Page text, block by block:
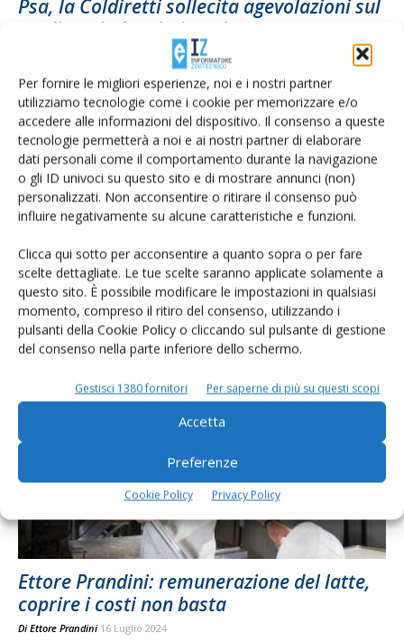
Per fornire le migliori esperienze, noi e i nostri partner
utilizziamo tecnologie come i cookie per memorizzare e/o
accedere alle informazioni del dispositivo. Il consenso a queste
tecnologie permetterà a noi e ai nostri partner di elaborare
dati personali come il comportamento durante la navigazione
o gli ID univoci su questo sito e di mostrare annunci (non)
personalizzati. Non acconsentire o ritirare il consenso può
influire negativamente su alcune caratteristiche e funzioni.
Clicca qui sotto per acconsentire a quanto sopra o per fare
scelte dettagliate. Le tue scelte saranno applicate solamente a
questo sito. È possibile modificare le impostazioni in qualsiasi
momento, compreso il ritiro del consenso, utilizzando i
pulsanti della Cookie Policy o cliccando sul pulsante di gestione
del consenso nella parte inferiore dello schermo.
Gestisci 1380 fornitori Per saperne di più su questi scopi
Accetta
Preferenze
Cookie Policy Privacy Policy
Psa, la Coldiretti sollecita agevolazioni sul
credito e indennizzi per i...
Psa, l’ordinanza spiegata dal Commissario
Filippini al webinar della Coldiretti
Di Francesca Baccino 30 Agosto 2024
Ettore Prandini: remunerazione del latte,
coprire i costi non basta
Di Ettore Prandini 16 Luglio 2024